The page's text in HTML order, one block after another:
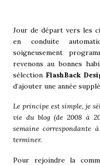
Jour de départ vers les
en conduite
soigneusement
revenons au bonnes
sélection FlashBack
d’ajouter une année
Le principe est simple, je
vie du blog (de 2008 à
semaine correspondante
terminer.
Pour rejoindre la